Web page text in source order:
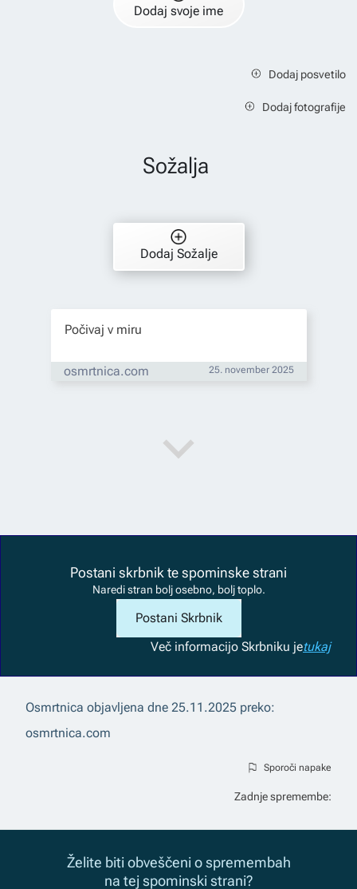
Dodaj svoje ime
Dodaj posvetilo
Dodaj fotografije
Sožalja
Dodaj Sožalje
Počivaj v miru
osmrtnica.com 25. november 2025
Postani skrbnik te spominske strani
Naredi stran bolj osebno, bolj toplo.
Postani Skrbnik
Več informacijo Skrbniku jetukaj
Osmrtnica objavljena dne 25.11.2025 preko:
osmrtnica.com
Sporoči napake
Zadnje spremembe:
Želite biti obveščeni o spremembah
na tej spominski strani?